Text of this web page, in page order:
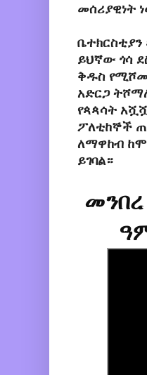
መሰሪያዊነት
ይህኛው ጎሳ
ቅዱስ
አድርጋ
የጳጳሳት
ፖለቲከኞች
ለማዋከብ
ይገባል።